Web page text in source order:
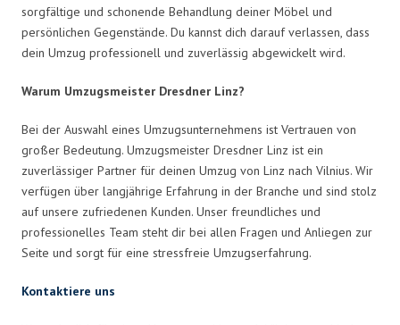
sorgfältige und schonende Behandlung deiner Möbel und
persönlichen Gegenstände. Du kannst dich darauf verlassen, dass
dein Umzug professionell und zuverlässig abgewickelt wird.
Warum Umzugsmeister Dresdner Linz?
Bei der Auswahl eines Umzugsunternehmens ist Vertrauen von
großer Bedeutung. Umzugsmeister Dresdner Linz ist ein
zuverlässiger Partner für deinen Umzug von Linz nach Vilnius. Wir
verfügen über langjährige Erfahrung in der Branche und sind stolz
auf unsere zufriedenen Kunden. Unser freundliches und
professionelles Team steht dir bei allen Fragen und Anliegen zur
Seite und sorgt für eine stressfreie Umzugserfahrung.
Kontaktiere uns